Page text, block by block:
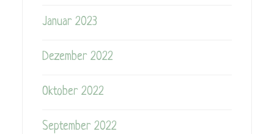
Januar 2023
Dezember 2022
Oktober 2022
September 2022